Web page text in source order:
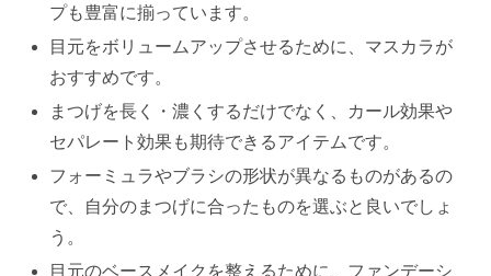
プも豊富に揃っています。
目元をボリュームアップさせるために、マスカラが
おすすめです。
まつげを長く・濃くするだけでなく、カール効果や
セパレート効果も期待できるアイテムです。
フォーミュラやブラシの形状が異なるものがあるの
で、自分のまつげに合ったものを選ぶと良いでしょ
う。
目元のベースメイクを整えるために、ファンデーシ